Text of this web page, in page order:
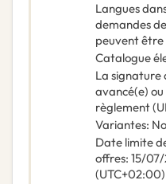
Langues
demandes
peuvent être
Catalogue
La signature
avancé(e)
règlement
Variantes:
Date limite
offres: 15/